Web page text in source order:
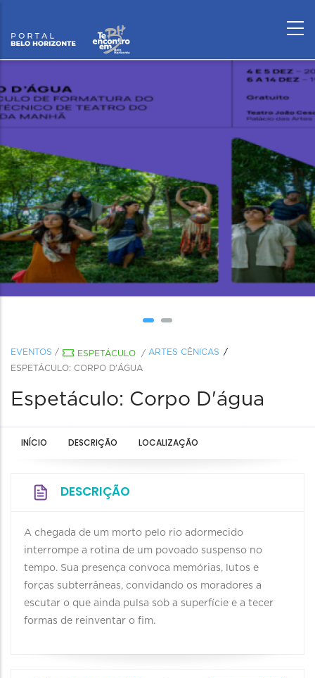
EVENTOS / ESPETÁCULO / ARTES CÊNICAS
ESPETÁCULO: CORPO D'ÁGUA
Espetáculo: Corpo D'água
INÍCIO DESCRIÇÃO LOCALIZAÇÃO
DESCRIÇÃO
A chegada de um morto pelo rio adormecido
interrompe a rotina de um povoado suspenso no
tempo. Sua presença convoca memórias, lutos e
forças subterrâneas, convidando os moradores a
escutar o que ainda pulsa sob a superfície e a tecer
formas de reinventar o fim.